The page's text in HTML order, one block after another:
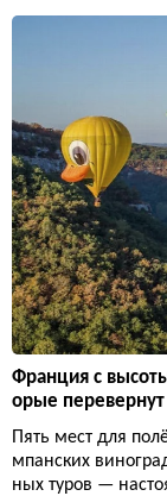
Франция с
орые
Пять мест для
мпанских
ных туров —